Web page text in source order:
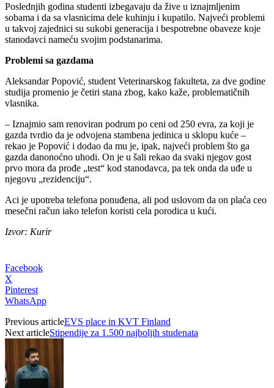
Poslednjih godina studenti izbegavaju da žive u iznajmljenim
sobama i da sa vlasnicima dele kuhinju i kupatilo. Najveći problemi
u takvoj zajednici su sukobi generacija i bespotrebne obaveze koje
stanodavci nameću svojim podstanarima.
Problemi sa gazdama
Aleksandar Popović, student Veterinarskog fakulteta, za dve godine
studija promenio je četiri stana zbog, kako kaže, problematičnih
vlasnika.
– Iznajmio sam renoviran podrum po ceni od 250 evra, za koji je
gazda tvrdio da je odvojena stambena jedinica u sklopu kuće –
rekao je Popović i dodao da mu je, ipak, najveći problem što ga
gazda danonoćno uhodi. On je u šali rekao da svaki njegov gost
prvo mora da prođe „test“ kod stanodavca, pa tek onda da uđe u
njegovu „rezidenciju“.
Aci je upotreba telefona ponuđena, ali pod uslovom da on plaća ceo
mesečni račun iako telefon koristi cela porodica u kući.
Izvor: Kurir
Facebook
X
Pinterest
WhatsApp
Previous articleEVS place in KVT Finland
Next articleStipendije za 1.500 najboljih studenata